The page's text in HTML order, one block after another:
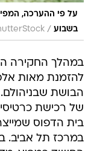
בשבוע /
במהלך החקירה
להזמנת מאות
הבושת
של רכישת
בית הדפוס
במרכז תל אביב.